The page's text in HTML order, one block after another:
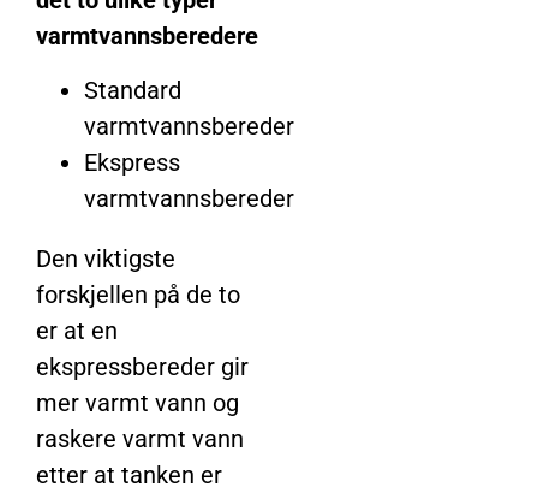
varmtvannsberedere
Standard
varmtvannsbereder
Ekspress
varmtvannsbereder
Den viktigste
forskjellen på de to
er at en
ekspressbereder gir
mer varmt vann og
raskere varmt vann
etter at tanken er